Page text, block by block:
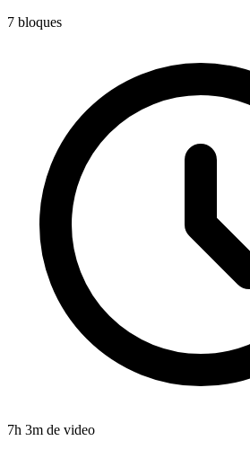
7 bloques
7h 3m de video